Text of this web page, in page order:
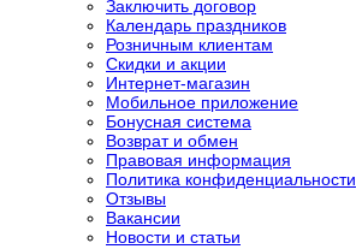
Заключить договор
Календарь праздников
Розничным клиентам
Скидки и акции
Интернет-магазин
Мобильное приложение
Бонусная система
Возврат и обмен
Правовая информация
Политика конфиденциальности
Отзывы
Вакансии
Новости и статьи